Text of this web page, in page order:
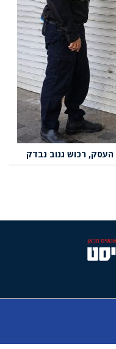
העסק, רכוש גנוב נבדק